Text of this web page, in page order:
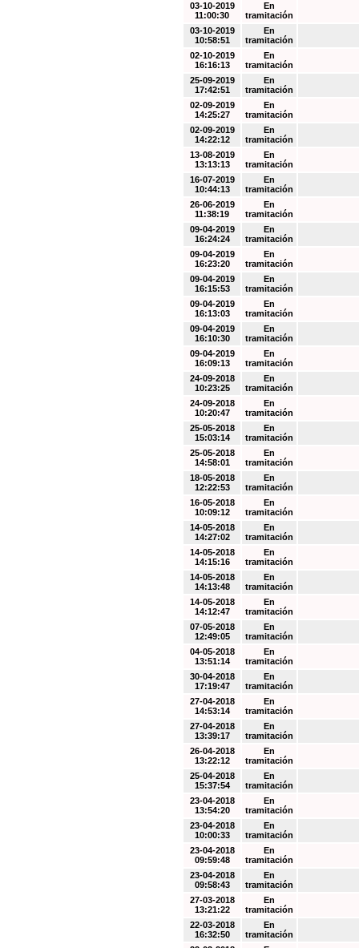
03-10-2019
11:00:30
En
tramitación
03-10-2019
10:58:51
En
tramitación
02-10-2019
16:16:13
En
tramitación
25-09-2019
17:42:51
En
tramitación
02-09-2019
14:25:27
En
tramitación
02-09-2019
14:22:12
En
tramitación
13-08-2019
13:13:13
En
tramitación
16-07-2019
10:44:13
En
tramitación
26-06-2019
11:38:19
En
tramitación
09-04-2019
16:24:24
En
tramitación
09-04-2019
16:23:20
En
tramitación
09-04-2019
16:15:53
En
tramitación
09-04-2019
16:13:03
En
tramitación
09-04-2019
16:10:30
En
tramitación
09-04-2019
16:09:13
En
tramitación
24-09-2018
10:23:25
En
tramitación
24-09-2018
10:20:47
En
tramitación
25-05-2018
15:03:14
En
tramitación
25-05-2018
14:58:01
En
tramitación
18-05-2018
12:22:53
En
tramitación
16-05-2018
10:09:12
En
tramitación
14-05-2018
14:27:02
En
tramitación
14-05-2018
14:15:16
En
tramitación
14-05-2018
14:13:48
En
tramitación
14-05-2018
14:12:47
En
tramitación
07-05-2018
12:49:05
En
tramitación
04-05-2018
13:51:14
En
tramitación
30-04-2018
17:19:47
En
tramitación
27-04-2018
14:53:14
En
tramitación
27-04-2018
13:39:17
En
tramitación
26-04-2018
13:22:12
En
tramitación
25-04-2018
15:37:54
En
tramitación
23-04-2018
13:54:20
En
tramitación
23-04-2018
10:00:33
En
tramitación
23-04-2018
09:59:48
En
tramitación
23-04-2018
09:58:43
En
tramitación
27-03-2018
13:21:22
En
tramitación
22-03-2018
16:32:50
En
tramitación